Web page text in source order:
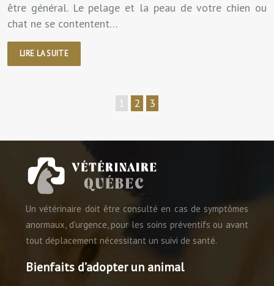
être général. Le pelage et la peau de votre chien ou
chat ne se contentent…
LIRE LA SUITE
1 2 3
Un vétérinaire doit être consulté en cas de symptômes
anormaux, d’urgence, pour les soins préventifs ou avant
tout déplacement nécessitant un suivi de santé.
Bienfaits d’adopter un animal